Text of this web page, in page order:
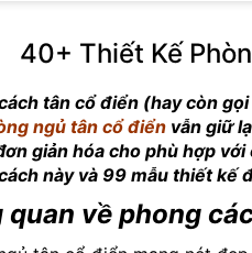
40+ Thiết Kế
tân cổ điển (hay còn
ngủ tân cổ điển vẫn giữ
giản hóa cho phù hợp
này và 99 mẫu thiết kế
quan về phong